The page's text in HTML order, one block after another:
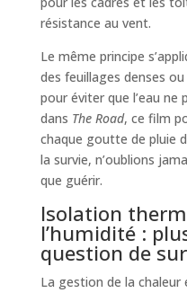
résistance au vent.
Le même principe
des feuillages denses
pour éviter que l’eau ne
dans The Road, ce film
chaque goutte de pluie
la survie, n’oublions
que guérir.
Isolation
l’humidité :
question de
La gestion de la chaleur